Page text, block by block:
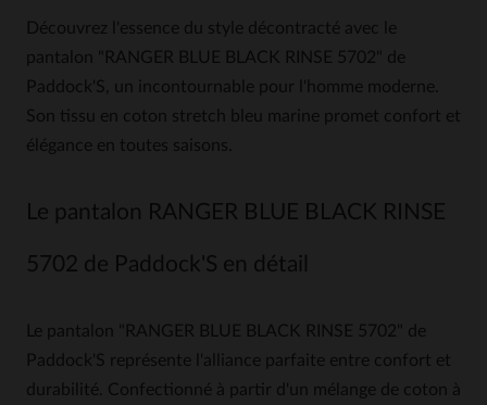
Découvrez l'essence du style décontracté avec le
pantalon "RANGER BLUE BLACK RINSE 5702" de
Paddock'S, un incontournable pour l'homme moderne.
Son tissu en coton stretch bleu marine promet confort et
élégance en toutes saisons.
Le pantalon RANGER BLUE BLACK RINSE
5702 de Paddock'S en détail
Le pantalon "RANGER BLUE BLACK RINSE 5702" de
Paddock'S représente l'alliance parfaite entre confort et
durabilité. Confectionné à partir d'un mélange de coton à